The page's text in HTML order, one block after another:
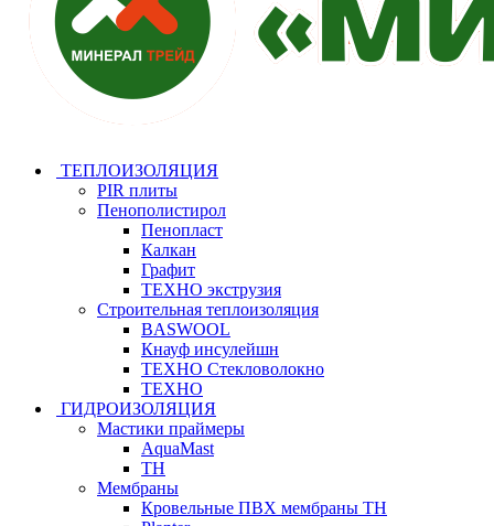
ТЕПЛОИЗОЛЯЦИЯ
PIR плиты
Пенополистирол
Пенопласт
Калкан
Графит
ТЕХНО экструзия
Строительная теплоизоляция
BASWOOL
Кнауф инсулейшн
ТЕХНО Стекловолокно
ТЕХНО
ГИДРОИЗОЛЯЦИЯ
Мастики праймеры
AquaMast
ТН
Мембраны
Кровельные ПВХ мембраны ТН